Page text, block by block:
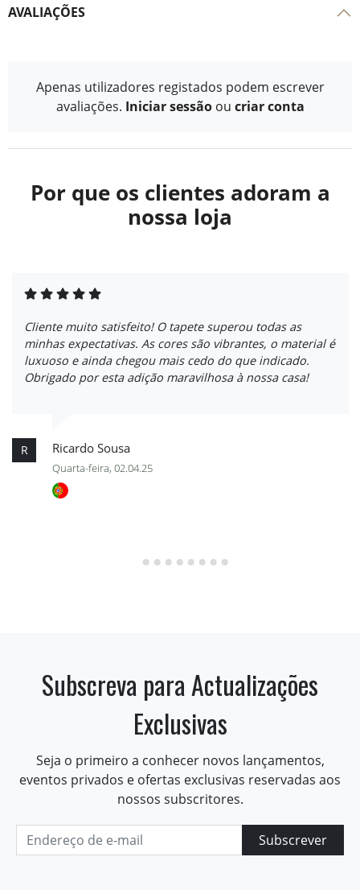
AVALIAÇÕES
Apenas utilizadores registados podem escrever
avaliações. Iniciar sessão ou criar conta
Por que os clientes adoram a
nossa loja
Cliente muito satisfeito! O tapete superou todas as
minhas expectativas. As cores são vibrantes, o material é
luxuoso e ainda chegou mais cedo do que indicado.
Obrigado por esta adição maravilhosa à nossa casa!
R Ricardo Sousa
Quarta-feira, 02.04.25
Subscreva para Actualizações
Exclusivas
Seja o primeiro a conhecer novos lançamentos,
eventos privados e ofertas exclusivas reservadas aos
nossos subscritores.
Subscrever